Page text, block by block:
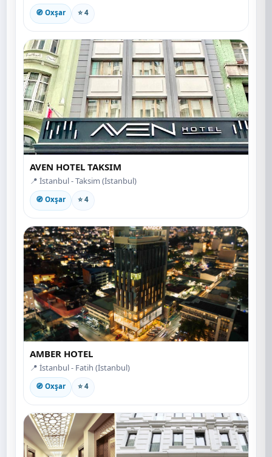
🧭 Oxşar ⭐ 4
AVEN HOTEL TAKSIM
📍 İstanbul - Taksim (İstanbul)
🧭 Oxşar ⭐ 4
AMBER HOTEL
📍 İstanbul - Fatih (İstanbul)
🧭 Oxşar ⭐ 4